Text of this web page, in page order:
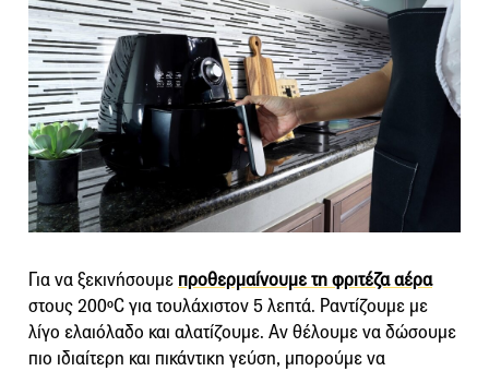
Για να ξεκινήσουμε προθερμαίνουμε τη φριτέζα αέρα
στους 200ºC για τουλάχιστον 5 λεπτά. Ραντίζουμε με
λίγο ελαιόλαδο και αλατίζουμε. Αν θέλουμε να δώσουμε
πιο ιδιαίτερη και πικάντικη γεύση, μπορούμε να